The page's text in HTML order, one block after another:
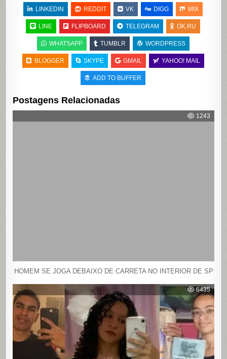
LINKEDIN REDDIT VK DIGG MIX
LINE FLIPBOARD TELEGRAM OK.RU
WHATSAPP TUMBLR WORDPRESS
BLOGGER SKYPE GMAIL YAHOO! MAIL
ADD TO BUFFER
Postagens Relacionadas
1243
HOMEM SE JOGA DEBAIXO DE CARRETA NO INTERIOR DE SP
6435